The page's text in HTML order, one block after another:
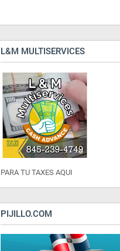
L&M MULTISERVICES
PARA TU TAXES AQUI
PIJILLO.COM